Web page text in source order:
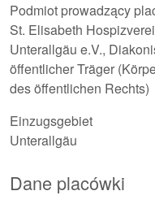
Podmiot prowadzący
St. Elisabeth
Unterallgäu e.V.,
öffentlicher Träger
des öffentlichen Rechts)
Einzugsgebiet
Unterallgäu
Dane placówki